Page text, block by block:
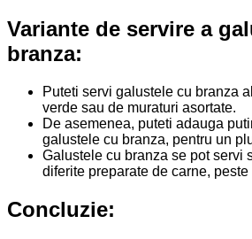
Variante de servire a
branza:
Puteti servi galustele cu branza
verde sau de muraturi asortate.
De asemenea, puteti adauga
galustele cu branza, pentru un
Galustele cu branza se pot servi
diferite preparate de carne,
Concluzie: